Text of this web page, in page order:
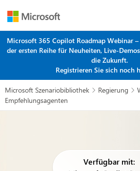
Microsoft 365 Copilot Roadmap Webinar
der ersten Reihe für Neuheiten, Live-
die Zukunft.
Registrieren Sie sich noch
Microsoft Szenariobibliothek  Regierung 
Empfehlungsagenten
Verfügbar mit: